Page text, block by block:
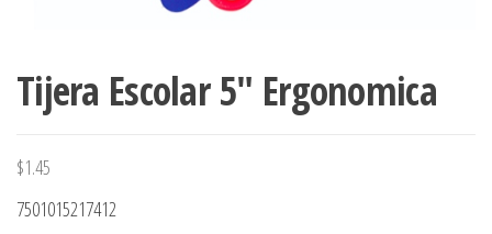
Tijera Escolar 5″ Ergonomica
$1.45
7501015217412